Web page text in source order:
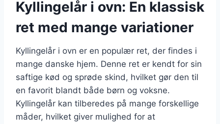
Kyllingelår i ovn: En klassisk
ret med mange variationer
Kyllingelår i ovn er en populær ret, der findes i
mange danske hjem. Denne ret er kendt for sin
saftige kød og sprøde skind, hvilket gør den til
en favorit blandt både børn og voksne.
Kyllingelår kan tilberedes på mange forskellige
måder, hvilket giver mulighed for at